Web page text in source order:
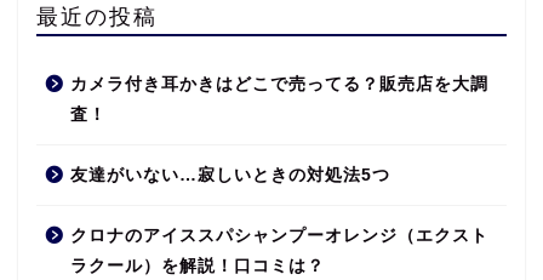
最近の投稿
カメラ付き耳かきはどこで売ってる？販売店を大調
査！
友達がいない…寂しいときの対処法5つ
クロナのアイススパシャンプーオレンジ（エクスト
ラクール）を解説！口コミは？